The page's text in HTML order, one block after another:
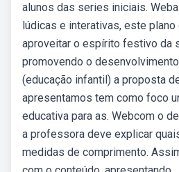
alunos das series iniciais.
lúdicas e interativas, este plano
aproveitar o espírito festivo da
promovendo o
(educação infantil) a proposta
apresentamos tem como foco
educativa para as. Webcom o
a professora deve explicar
medidas de comprimento.